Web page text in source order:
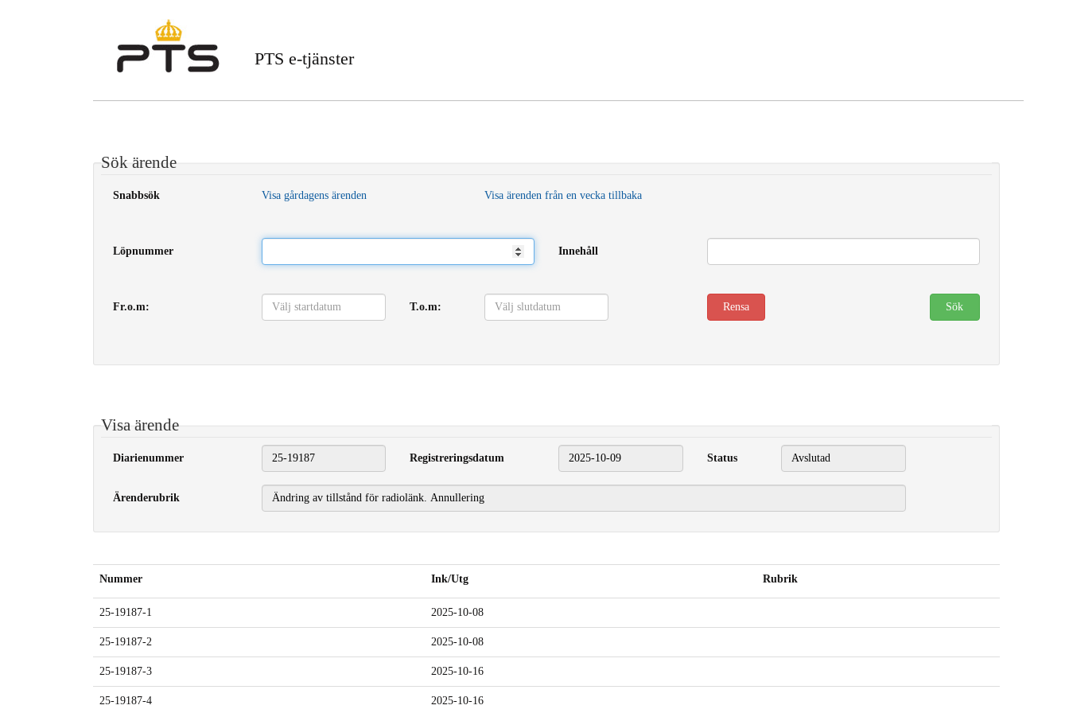
PTS e-tjänster
Sök ärende
Snabbsök Visa gårdagens ärenden Visa ärenden från en vecka tillbaka
Löpnummer Innehåll
Fr.o.m: T.o.m:
Visa ärende
Diarienummer Registreringsdatum 2025-10-09 Status
Ärenderubrik
Nummer Ink/Utg Rubrik
25-19187-1 2025-10-08
25-19187-2 2025-10-08
25-19187-3 2025-10-16
25-19187-4 2025-10-16